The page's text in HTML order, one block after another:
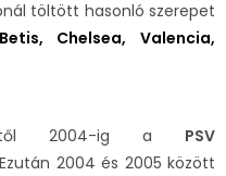
töltött hasonló szerepet
Chelsea, Valencia,
től 2004-ig a PSV
2004 és 2005 között